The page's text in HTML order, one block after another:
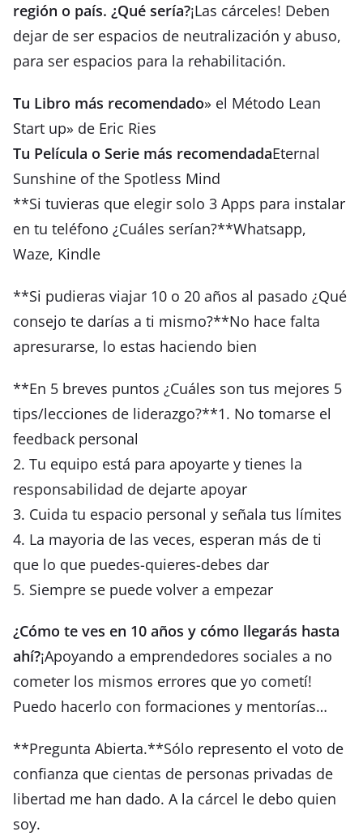
región o país. ¿Qué sería?¡Las cárceles! Deben
dejar de ser espacios de neutralización y abuso,
para ser espacios para la rehabilitación.
Tu Libro más recomendado» el Método Lean
Start up» de Eric Ries
Tu Película o Serie más recomendadaEternal
Sunshine of the Spotless Mind
**Si tuvieras que elegir solo 3 Apps para instalar
en tu teléfono ¿Cuáles serían?**Whatsapp,
Waze, Kindle
**Si pudieras viajar 10 o 20 años al pasado ¿Qué
consejo te darías a ti mismo?**No hace falta
apresurarse, lo estas haciendo bien
**En 5 breves puntos ¿Cuáles son tus mejores 5
tips/lecciones de liderazgo?**1. No tomarse el
feedback personal
2. Tu equipo está para apoyarte y tienes la
responsabilidad de dejarte apoyar
3. Cuida tu espacio personal y señala tus límites
4. La mayoria de las veces, esperan más de ti
que lo que puedes-quieres-debes dar
5. Siempre se puede volver a empezar
¿Cómo te ves en 10 años y cómo llegarás hasta
ahí?¡Apoyando a emprendedores sociales a no
cometer los mismos errores que yo cometí!
Puedo hacerlo con formaciones y mentorías…
**Pregunta Abierta.**Sólo represento el voto de
confianza que cientas de personas privadas de
libertad me han dado. A la cárcel le debo quien
soy.